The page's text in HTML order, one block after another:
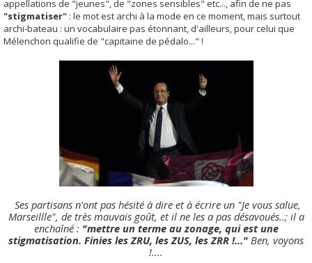
appellations de "jeunes", de "zones sensibles" etc..., afin de ne pas
"stigmatiser" : le mot est archi à la mode en ce moment, mais surtout
archi-bateau : un vocabulaire pas étonnant, d'ailleurs, pour celui que
Mélenchon qualifie de "capitaine de pédalo..." !
Ses partisans n'ont pas hésité à dire et à écrire un "Je vous salue,
Marseillle", de très mauvais goût, et il ne les a pas désavoués..; il a
enchaîné : "mettre un terme au zonage, qui est une
stigmatisation. Finies les ZRU, les ZUS, les ZRR !..." Ben, voyons
!....